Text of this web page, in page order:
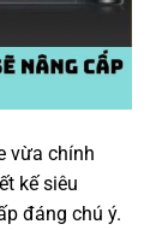
vừa chính
kế siêu
đáng chú ý.